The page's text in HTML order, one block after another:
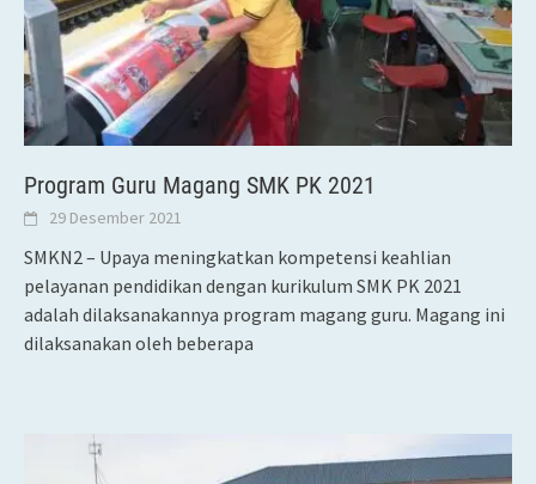
Program Guru Magang SMK PK 2021
29 Desember 2021
SMKN2 – Upaya meningkatkan kompetensi keahlian
pelayanan pendidikan dengan kurikulum SMK PK 2021
adalah dilaksanakannya program magang guru. Magang ini
dilaksanakan oleh beberapa